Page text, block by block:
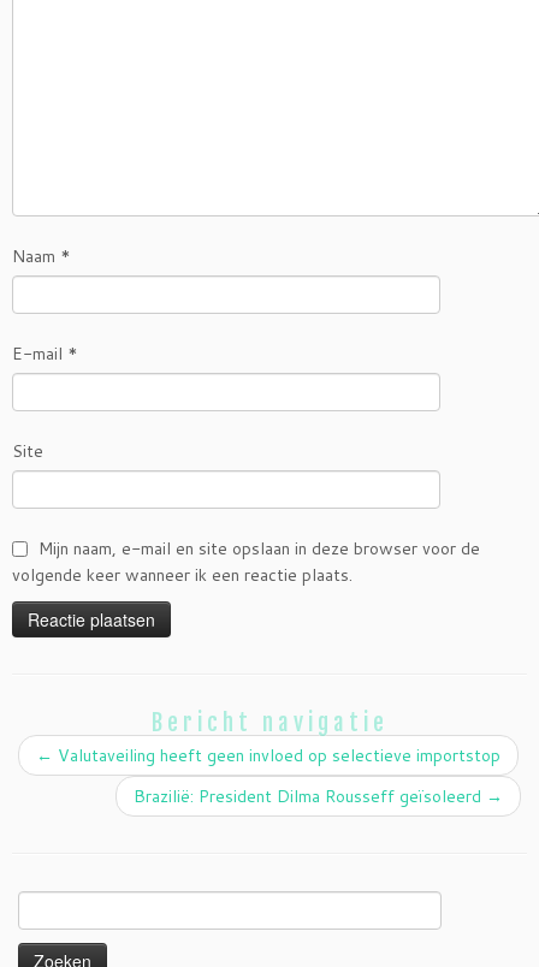
Naam *
E-mail *
Site
Mijn naam, e-mail en site opslaan in deze browser voor de
volgende keer wanneer ik een reactie plaats.
Bericht navigatie
← Valutaveiling heeft geen invloed op selectieve importstop
Brazilië: President Dilma Rousseff geïsoleerd →
naar: